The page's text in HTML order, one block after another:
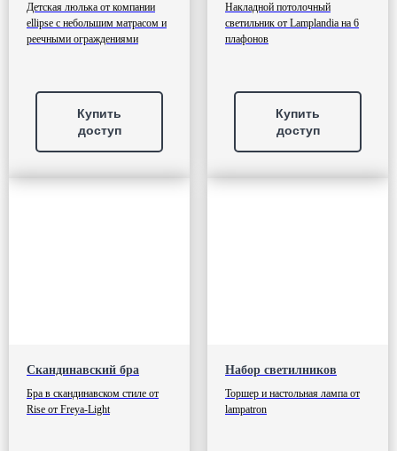
Детская люлька от компании
ellipse с небольшим матрасом и
реечными ограждениями
Купить
доступ
Накладной потолочный
светильник от Lamplandia на 6
плафонов
Купить
доступ
Скандинавский бра
Бра в скандинавском стиле от
Rise от Freya-Light
Набор светилников
Торшер и настольная лампа от
lampatron